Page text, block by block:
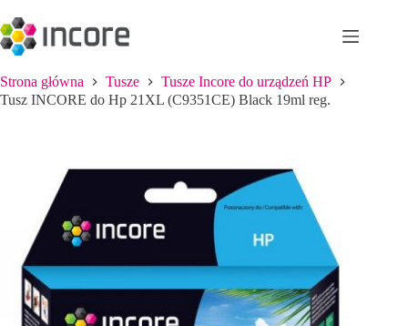
do
treści
Strona główna Tusze
Tusze Incore do urządzeń HP
Tusz INCORE do Hp 21XL (C9351CE) Black 19ml reg.